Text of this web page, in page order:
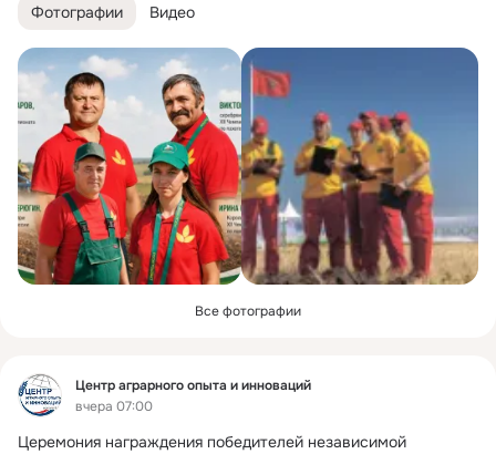
Фотографии Видео
Все фотографии
Фид
Центр аграрного опыта и инноваций
вчера 07:00
Церемония награждения победителей независимой